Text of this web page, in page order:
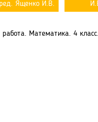
ред. Ященко И.В.
Математика. 4